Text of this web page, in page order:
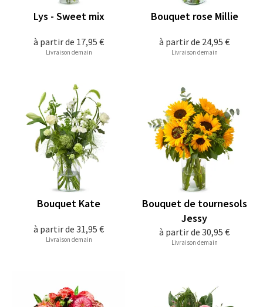
à partir de 17,95 €
Lys - Sweet mix
Livraison demain
à partir de 24,95 €
Bouquet rose Millie
Livraison demain
à partir de 31,95 €
Bouquet Kate
Livraison demain
à partir de 30,95 €
Bouquet de tournesols
Jessy
Livraison demain